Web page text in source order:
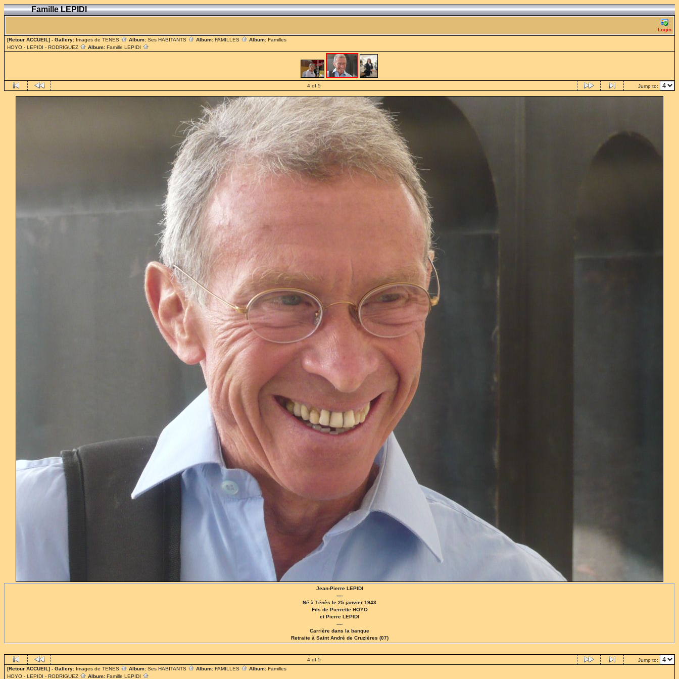
Famille LEPIDI
Login
[Retour ACCUEIL] - Gallery: Images de TENES Album: Ses HABITANTS Album: FAMILLES Album: Familles
HOYO - LEPIDI - RODRIGUEZ
Album: Famille LEPIDI
4 of 5 Jump to:
Jean-Pierre LEPIDI
----
Né à Ténès le 25 janvier 1943
Fils de Pierrette HOYO
et Pierre LEPIDI
----
Carrière dans la banque
Retraite à Saint André de Cruzières (07)
4 of 5
Jump to:
[Retour ACCUEIL] - Gallery: Images de TENES Album: Ses HABITANTS Album: FAMILLES Album: Familles
HOYO - LEPIDI - RODRIGUEZ
Album: Famille LEPIDI